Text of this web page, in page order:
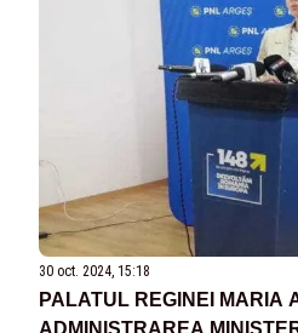
30 oct. 2024, 15:18
PALATUL REGINEI MARIA
ADMINISTRAREA